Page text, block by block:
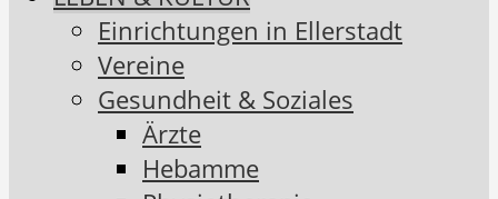
Einrichtungen in Ellerstadt
Vereine
Gesundheit & Soziales
Ärzte
Hebamme